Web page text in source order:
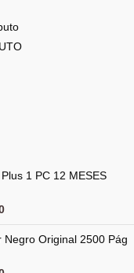
1 PC 12 MESES
Negro Original 2500 Pág